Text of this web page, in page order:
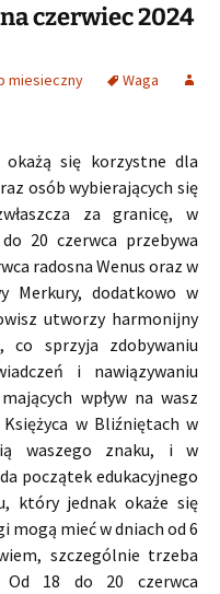
czerwiec 2024
miesieczny
Waga
okażą się korzystne dla
osób wybierających się
za granicę, w
20 czerwca przebywa
radosna Wenus oraz w
Merkury, dodatkowo w
utworzy harmonijny
sprzyja zdobywaniu
i nawiązywaniu
wpływ na wasz
w Bliźniętach w
waszego znaku, i w
początek edukacyjnego
który jednak okaże się
mogą mieć w dniach od 6
szczególnie trzeba
Od 18 do 20 czerwca